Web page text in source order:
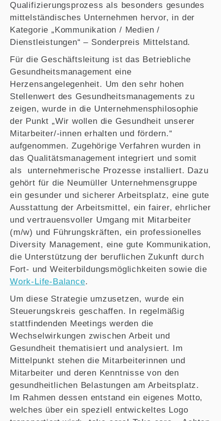
Qualifizierungsprozess als besonders gesundes
mittelständisches Unternehmen hervor, in der
Kategorie „Kommunikation / Medien /
Dienstleistungen“ – Sonderpreis Mittelstand.
Für die Geschäftsleitung ist das Betriebliche
Gesundheitsmanagement eine
Herzensangelegenheit. Um den sehr hohen
Stellenwert des Gesundheitsmanagements zu
zeigen, wurde in die Unternehmensphilosophie
der Punkt „Wir wollen die Gesundheit unserer
Mitarbeiter/-innen erhalten und fördern.“
aufgenommen. Zugehörige Verfahren wurden in
das Qualitätsmanagement integriert und somit
als unternehmerische Prozesse installiert. Dazu
gehört für die Neumüller Unternehmensgruppe
ein gesunder und sicherer Arbeitsplatz, eine gute
Ausstattung der Arbeitsmittel, ein fairer, ehrlicher
und vertrauensvoller Umgang mit Mitarbeiter
(m/w) und Führungskräften, ein professionelles
Diversity Management, eine gute Kommunikation,
die Unterstützung der beruflichen Zukunft durch
Fort- und Weiterbildungsmöglichkeiten sowie die
Work-Life-Balance.
Um diese Strategie umzusetzen, wurde ein
Steuerungskreis geschaffen. In regelmäßig
stattfindenden Meetings werden die
Wechselwirkungen zwischen Arbeit und
Gesundheit thematisiert und analysiert. Im
Mittelpunkt stehen die Mitarbeiterinnen und
Mitarbeiter und deren Kenntnisse von den
gesundheitlichen Belastungen am Arbeitsplatz.
Im Rahmen dessen entstand ein eigenes Motto,
welches über ein speziell entwickeltes Logo